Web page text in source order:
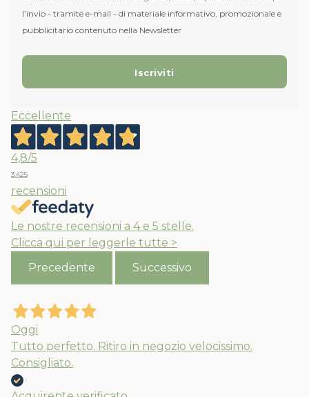
l’invio - tramite e-mail - di materiale informativo, promozionale e
pubblicitario contenuto nella Newsletter
Eccellente
4,8/5
3.425
recensioni
Le nostre recensioni a 4 e 5 stelle.
Clicca qui per leggerle tutte >
Precedente
Successivo
Oggi
Tutto perfetto. Ritiro in negozio velocissimo.
Consigliato.